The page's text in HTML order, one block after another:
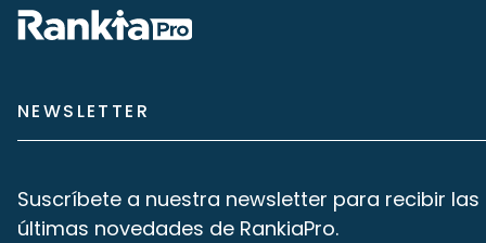
NEWSLETTER
Suscríbete a nuestra newsletter para recibir las
últimas novedades de RankiaPro.